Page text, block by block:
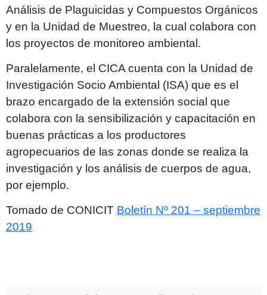
Análisis de Plaguicidas y Compuestos Orgánicos
y en la Unidad de Muestreo, la cual colabora con
los proyectos de monitoreo ambiental.
Paralelamente, el CICA cuenta con la Unidad de
Investigación Socio Ambiental (ISA) que es el
brazo encargado de la extensión social que
colabora con la sensibilización y capacitación en
buenas prácticas a los productores
agropecuarios de las zonas donde se realiza la
investigación y los análisis de cuerpos de agua,
por ejemplo.
Tomado de CONICIT Boletín Nº 201 – septiembre
2019